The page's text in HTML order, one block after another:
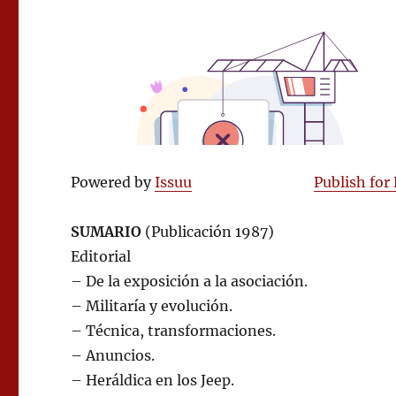
Powered byIssuu Publish for
SUMARIO (Publicación 1987)
Editorial
– De la exposición a la asociación.
– Militaría y evolución.
– Técnica, transformaciones.
– Anuncios.
– Heráldica en los Jeep.